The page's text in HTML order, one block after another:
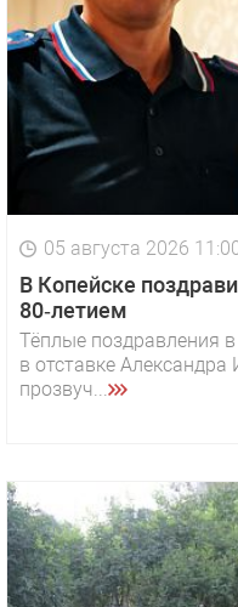
05 августа 2026
В Копейске
80‑летием
Тёплые поздравления
в отставке
прозвуч...